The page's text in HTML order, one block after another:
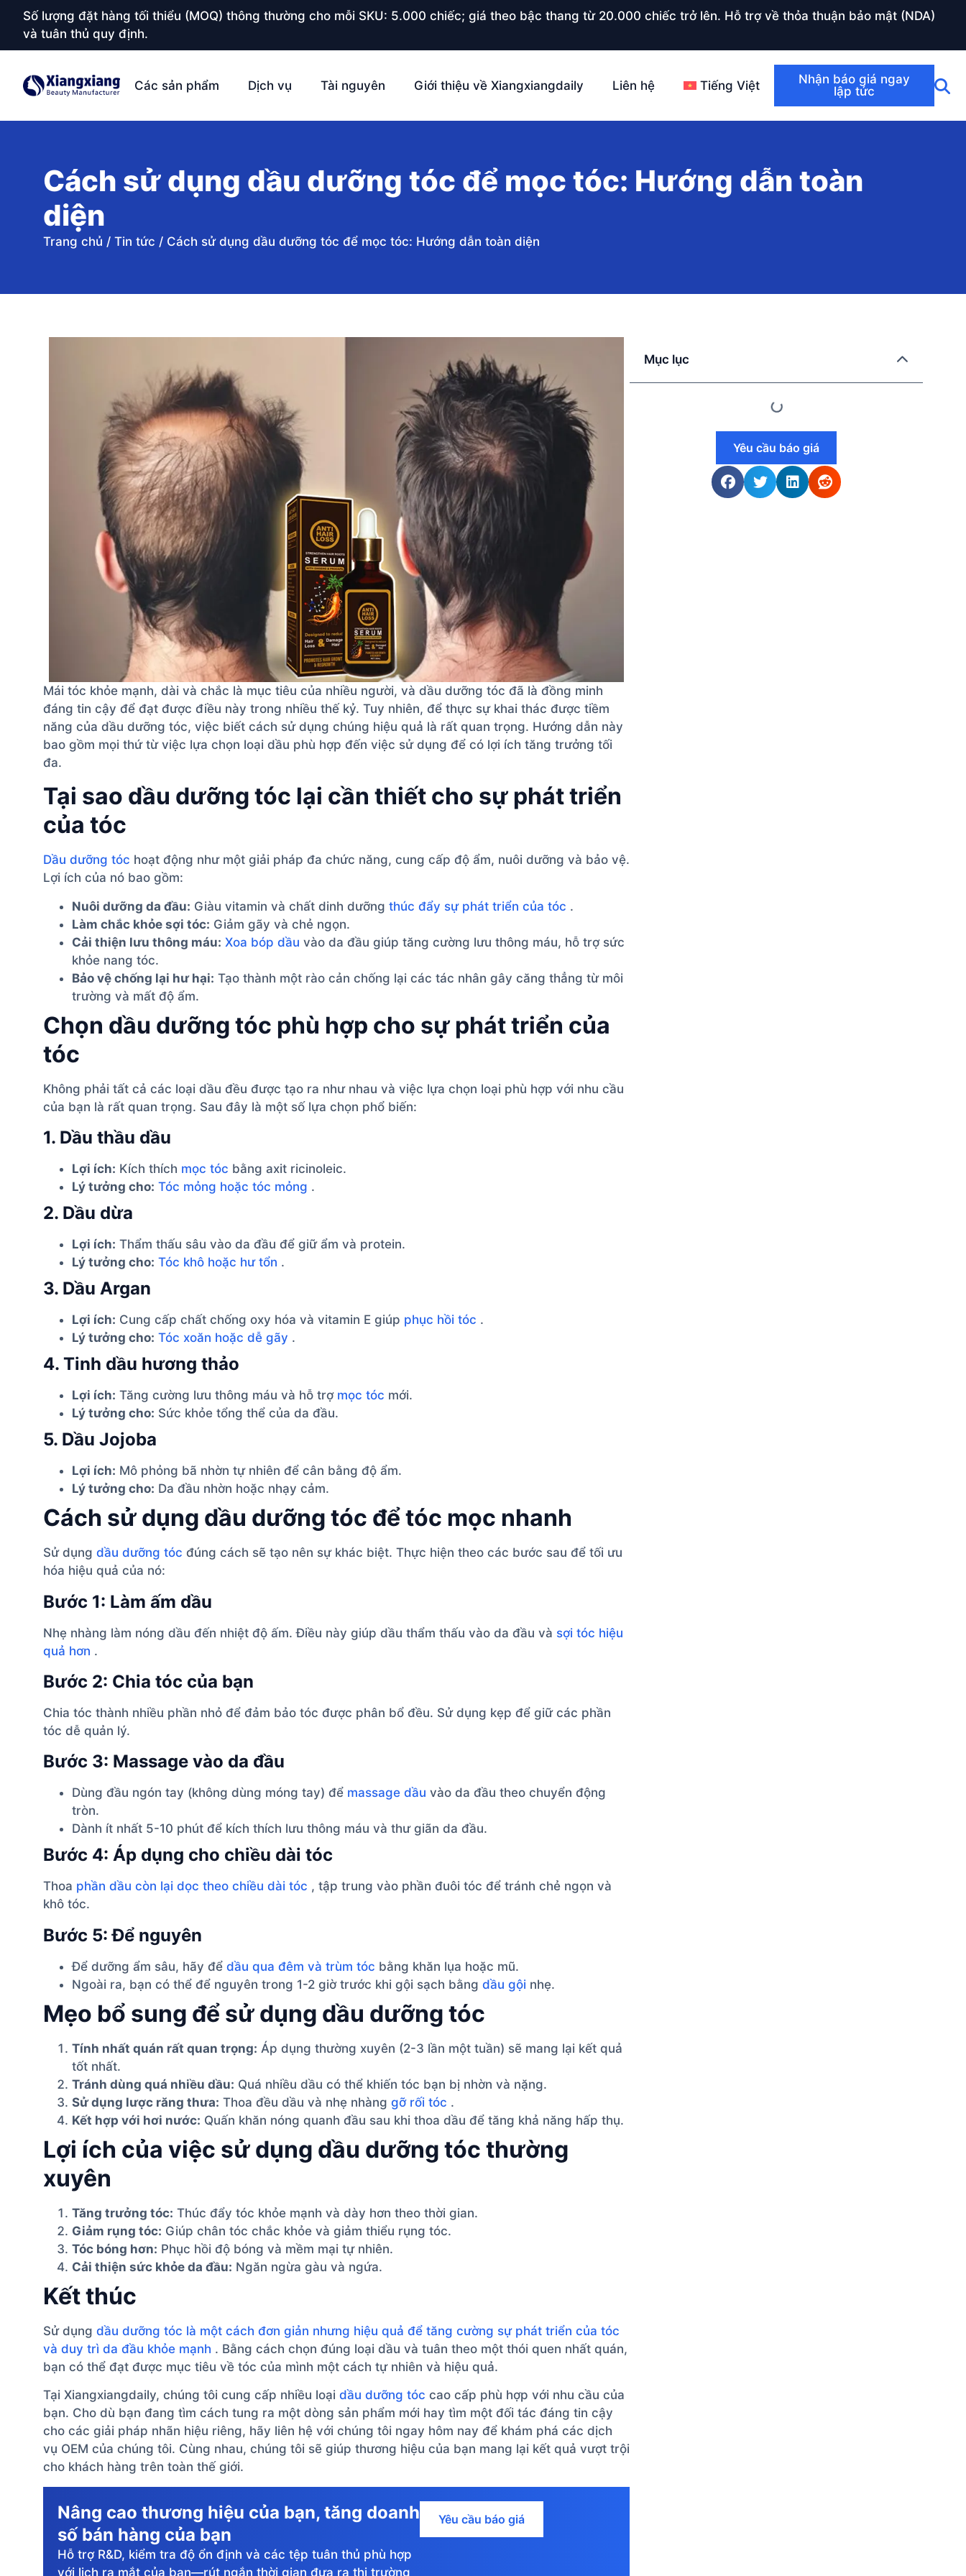
Số lượng đặt hàng tối thiểu (MOQ) thông thường cho mỗi SKU: 5.000 chiếc; giá theo bậc thang từ 20.000 chiếc trở lên. Hỗ trợ về thỏa thuận bảo mật (NDA)
và tuân thủ quy định.
Các sản phẩm Dịch vụ Tài nguyên Giới thiệu về Xiangxiangdaily Liên hệ Tiếng Việt
Nhận báo giá ngay
lập tức
Cách sử dụng dầu dưỡng tóc để mọc tóc: Hướng dẫn toàn
diện
Trang chủ / Tin tức / Cách sử dụng dầu dưỡng tóc để mọc tóc: Hướng dẫn toàn diện
Mái tóc khỏe mạnh, dài và chắc là mục tiêu của nhiều người, và dầu dưỡng tóc đã là đồng minh
đáng tin cậy để đạt được điều này trong nhiều thế kỷ. Tuy nhiên, để thực sự khai thác được tiềm
năng của dầu dưỡng tóc, việc biết cách sử dụng chúng hiệu quả là rất quan trọng. Hướng dẫn này
bao gồm mọi thứ từ việc lựa chọn loại dầu phù hợp đến việc sử dụng để có lợi ích tăng trưởng tối
đa.
Tại sao dầu dưỡng tóc lại cần thiết cho sự phát triển
của tóc
Dầu dưỡng tóc hoạt động như một giải pháp đa chức năng, cung cấp độ ẩm, nuôi dưỡng và bảo vệ.
Lợi ích của nó bao gồm:
Nuôi dưỡng da đầu: Giàu vitamin và chất dinh dưỡng thúc đẩy sự phát triển của tóc .
Làm chắc khỏe sợi tóc: Giảm gãy và chẻ ngọn.
Cải thiện lưu thông máu: Xoa bóp dầu vào da đầu giúp tăng cường lưu thông máu, hỗ trợ sức
khỏe nang tóc.
Bảo vệ chống lại hư hại: Tạo thành một rào cản chống lại các tác nhân gây căng thẳng từ môi
trường và mất độ ẩm.
Chọn dầu dưỡng tóc phù hợp cho sự phát triển của
tóc
Không phải tất cả các loại dầu đều được tạo ra như nhau và việc lựa chọn loại phù hợp với nhu cầu
của bạn là rất quan trọng. Sau đây là một số lựa chọn phổ biến:
1. Dầu thầu dầu
Lợi ích: Kích thích mọc tóc bằng axit ricinoleic.
Lý tưởng cho: Tóc mỏng hoặc tóc mỏng .
2. Dầu dừa
Lợi ích: Thẩm thấu sâu vào da đầu để giữ ẩm và protein.
Lý tưởng cho: Tóc khô hoặc hư tổn .
3. Dầu Argan
Lợi ích: Cung cấp chất chống oxy hóa và vitamin E giúp phục hồi tóc .
Lý tưởng cho: Tóc xoăn hoặc dễ gãy .
4. Tinh dầu hương thảo
Lợi ích: Tăng cường lưu thông máu và hỗ trợ mọc tóc mới.
Lý tưởng cho: Sức khỏe tổng thể của da đầu.
5. Dầu Jojoba
Lợi ích: Mô phỏng bã nhờn tự nhiên để cân bằng độ ẩm.
Lý tưởng cho: Da đầu nhờn hoặc nhạy cảm.
Cách sử dụng dầu dưỡng tóc để tóc mọc nhanh
Sử dụng dầu dưỡng tóc đúng cách sẽ tạo nên sự khác biệt. Thực hiện theo các bước sau để tối ưu
hóa hiệu quả của nó:
Bước 1: Làm ấm dầu
Nhẹ nhàng làm nóng dầu đến nhiệt độ ấm. Điều này giúp dầu thẩm thấu vào da đầu và sợi tóc hiệu
quả hơn .
Bước 2: Chia tóc của bạn
Chia tóc thành nhiều phần nhỏ để đảm bảo tóc được phân bổ đều. Sử dụng kẹp để giữ các phần
tóc dễ quản lý.
Bước 3: Massage vào da đầu
Dùng đầu ngón tay (không dùng móng tay) để massage dầu vào da đầu theo chuyển động
tròn.
Dành ít nhất 5-10 phút để kích thích lưu thông máu và thư giãn da đầu.
Bước 4: Áp dụng cho chiều dài tóc
Thoa phần dầu còn lại dọc theo chiều dài tóc , tập trung vào phần đuôi tóc để tránh chẻ ngọn và
khô tóc.
Bước 5: Để nguyên
Để dưỡng ẩm sâu, hãy để dầu qua đêm và trùm tóc bằng khăn lụa hoặc mũ.
Ngoài ra, bạn có thể để nguyên trong 1-2 giờ trước khi gội sạch bằng dầu gội nhẹ.
Mẹo bổ sung để sử dụng dầu dưỡng tóc
Tính nhất quán rất quan trọng: Áp dụng thường xuyên (2-3 lần một tuần) sẽ mang lại kết quả
tốt nhất.
Tránh dùng quá nhiều dầu: Quá nhiều dầu có thể khiến tóc bạn bị nhờn và nặng.
Sử dụng lược răng thưa: Thoa đều dầu và nhẹ nhàng gỡ rối tóc .
Kết hợp với hơi nước: Quấn khăn nóng quanh đầu sau khi thoa dầu để tăng khả năng hấp thụ.
Lợi ích của việc sử dụng dầu dưỡng tóc thường
xuyên
Tăng trưởng tóc: Thúc đẩy tóc khỏe mạnh và dày hơn theo thời gian.
Giảm rụng tóc: Giúp chân tóc chắc khỏe và giảm thiểu rụng tóc.
Tóc bóng hơn: Phục hồi độ bóng và mềm mại tự nhiên.
Cải thiện sức khỏe da đầu: Ngăn ngừa gàu và ngứa.
Kết thúc
Sử dụng dầu dưỡng tóc là một cách đơn giản nhưng hiệu quả để tăng cường sự phát triển của tóc
và duy trì da đầu khỏe mạnh . Bằng cách chọn đúng loại dầu và tuân theo một thói quen nhất quán,
bạn có thể đạt được mục tiêu về tóc của mình một cách tự nhiên và hiệu quả.
Tại Xiangxiangdaily, chúng tôi cung cấp nhiều loại dầu dưỡng tóc cao cấp phù hợp với nhu cầu của
bạn. Cho dù bạn đang tìm cách tung ra một dòng sản phẩm mới hay tìm một đối tác đáng tin cậy
cho các giải pháp nhãn hiệu riêng, hãy liên hệ với chúng tôi ngay hôm nay để khám phá các dịch
vụ OEM của chúng tôi. Cùng nhau, chúng tôi sẽ giúp thương hiệu của bạn mang lại kết quả vượt trội
cho khách hàng trên toàn thế giới.
Nâng cao thương hiệu của bạn, tăng doanh
số bán hàng của bạn
Hỗ trợ R&D, kiểm tra độ ổn định và các tệp tuân thủ phù hợp
với lịch ra mắt của bạn—rút ngắn thời gian đưa ra thị trường
Yêu cầu báo giá
Mục lục
Yêu cầu báo giá